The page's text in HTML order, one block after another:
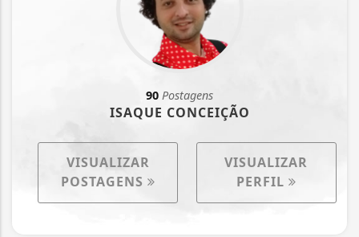
90 Postagens
ISAQUE CONCEIÇÃO
VISUALIZAR
POSTAGENS
VISUALIZAR
PERFIL